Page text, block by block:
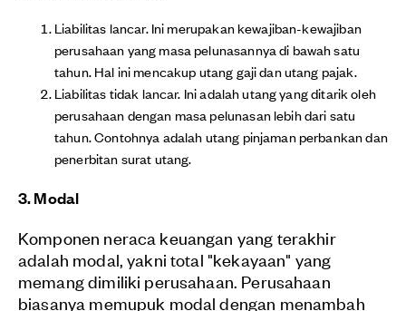
Liabilitas lancar. Ini merupakan kewajiban-kewajiban
perusahaan yang masa pelunasannya di bawah satu
tahun. Hal ini mencakup utang gaji dan utang pajak.
Liabilitas tidak lancar. Ini adalah utang yang ditarik oleh
perusahaan dengan masa pelunasan lebih dari satu
tahun. Contohnya adalah utang pinjaman perbankan dan
penerbitan surat utang.
3. Modal
Komponen neraca keuangan yang terakhir
adalah modal, yakni total "kekayaan" yang
memang dimiliki perusahaan. Perusahaan
biasanya memupuk modal dengan menambah